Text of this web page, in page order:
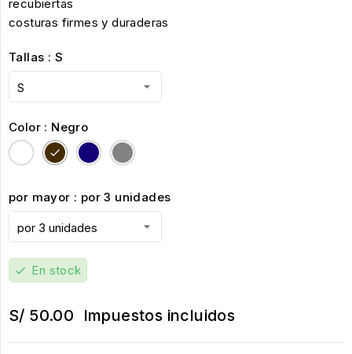
recubiertas
costuras firmes y duraderas
Tallas : S
Color : Negro
BlancoNegroAzul Melange
por mayor : por 3 unidades
check En stock
S/ 50.00 Impuestos incluidos